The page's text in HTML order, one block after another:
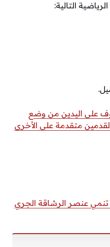
التالية:
على اليدين من وضع
متقدمة على الأخرى
تنمي عنصر الرشاقة الجري